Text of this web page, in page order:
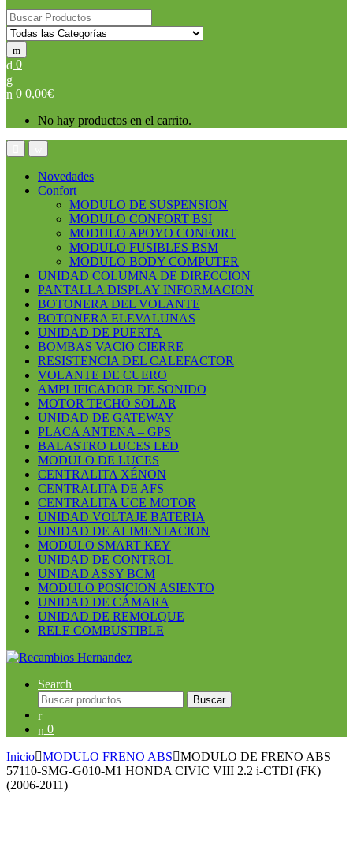
Search for:
0
0 0,00€
No hay productos en el carrito.
Novedades
Confort
MODULO DE SUSPENSION
MODULO CONFORT BSI
MODULO APOYO CONFORT
MODULO FUSIBLES BSM
MODULO BODY COMPUTER
UNIDAD COLUMNA DE DIRECCION
PANTALLA DISPLAY INFORMACION
BOTONERA DEL VOLANTE
BOTONERA ELEVALUNAS
UNIDAD DE PUERTA
BOMBAS VACIO CIERRE
RESISTENCIA DEL CALEFACTOR
VOLANTE DE CUERO
AMPLIFICADOR DE SONIDO
MOTOR TECHO SOLAR
UNIDAD DE GATEWAY
PLACA ANTENA – GPS
BALASTRO LUCES LED
MODULO DE LUCES
CENTRALITA XÉNON
CENTRALITA DE AFS
CENTRALITA UCE MOTOR
UNIDAD VOLTAJE BATERIA
UNIDAD DE ALIMENTACION
MODULO SMART KEY
UNIDAD DE CONTROL
UNIDAD ASSY BCM
MODULO POSICION ASIENTO
UNIDAD DE CÁMARA
UNIDAD DE REMOLQUE
RELE COMBUSTIBLE
Search
Buscar
por:
Buscar
0
Inicio MODULO FRENO ABS
MODULO DE FRENO ABS
57110-SMG-G010-M1 HONDA CIVIC VIII 2.2 i-CTDI (FK)
(2006-2011)